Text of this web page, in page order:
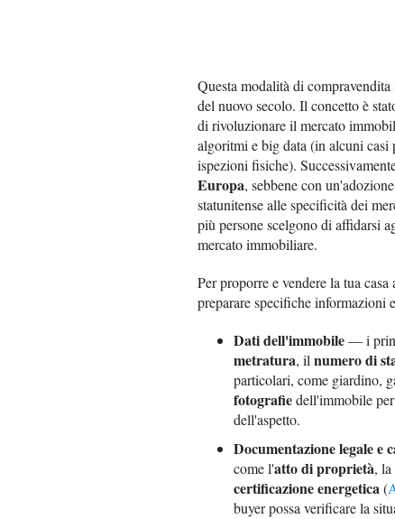
Questa modalità di
del nuovo secolo. Il concetto è
di rivoluzionare il mercato
algoritmi e big data (in alcuni casi
ispezioni fisiche).
Europa, sebbene con
statunitense alle specificità dei
più persone scelgono di affidarsi
mercato immobiliare.
Per proporre e vendere la tua
preparare specifiche informazioni
Dati dell'immobile— i
metratura, ilnumero di
particolari, come giardino,
fotografiedell'immobile
dell'aspetto.
Documentazione legale e
come l'atto di proprietà, la
certificazione energetica(
buyer possa verificare la